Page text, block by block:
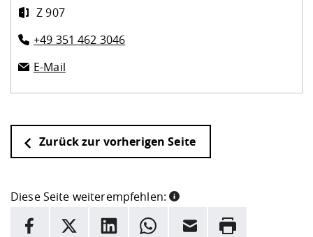
Z 907
+49 351 462 3046
E-Mail
Zurück zur vorherigen Seite
Diese Seite weiterempfehlen:
INFORMATION
Facebook
X LinkedInWhatsappE-Mail Drucken